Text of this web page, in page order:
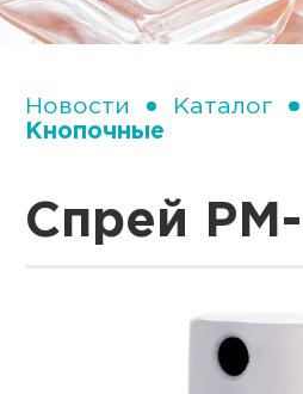
Новости Каталог
Кнопочные
Спрей PM-